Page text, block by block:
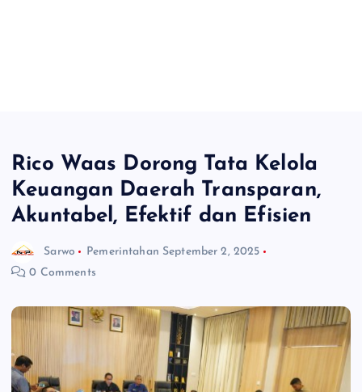
Rico Waas Dorong Tata Kelola
Keuangan Daerah Transparan,
Akuntabel, Efektif dan Efisien
Sarwo Pemerintahan September 2, 2025
0 Comments